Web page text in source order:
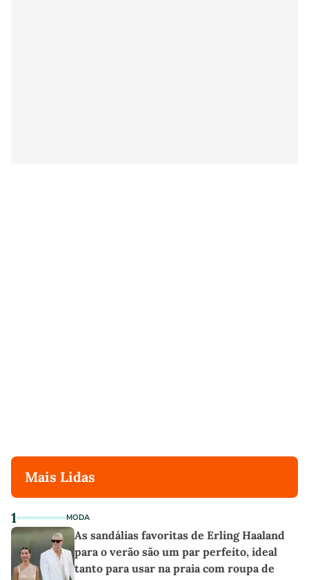
Mais Lidas
1 MODA
As sandálias favoritas de Erling Haaland
para o verão são um par perfeito, ideal
tanto para usar na praia com roupa de